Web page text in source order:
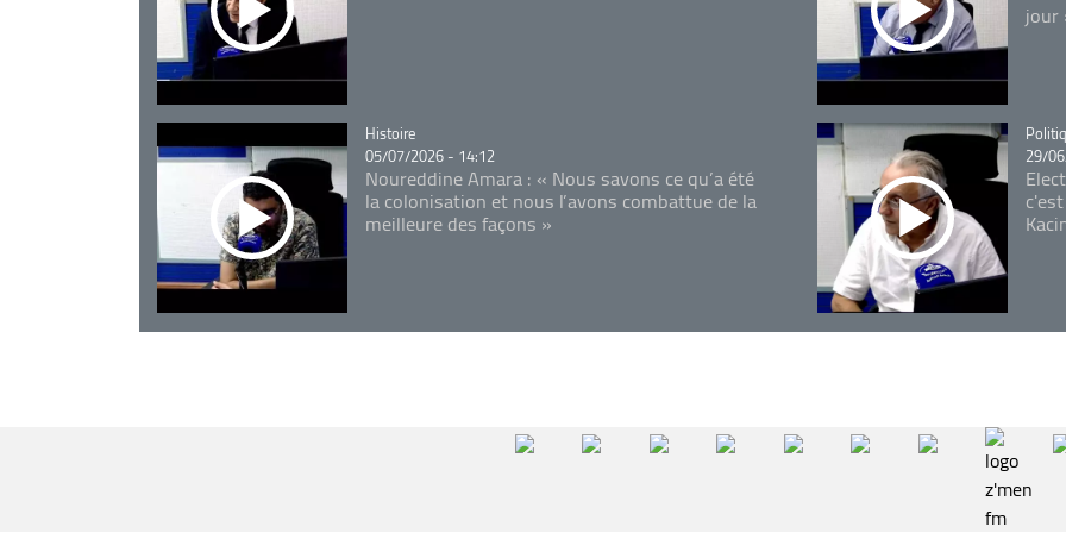
jour
Catégorie
Histoire
05/07/2026 - 14:12
Noureddine Amara : « Nous savons ce qu’a été
la colonisation et nous l’avons combattue de la
meilleure des façons »
29/